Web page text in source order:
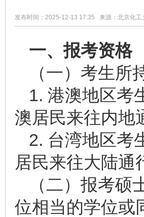
发布时间：2025-12-13 17:35 来源：北京化工
一、报考资格
（一）考生
1. 港澳地区
澳居民来往内地
2. 台湾地区
居民来往大陆通
（二）报考
位相当的学位或